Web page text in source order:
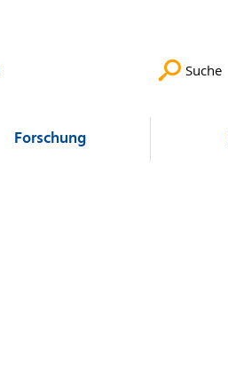
Suche
Forschung